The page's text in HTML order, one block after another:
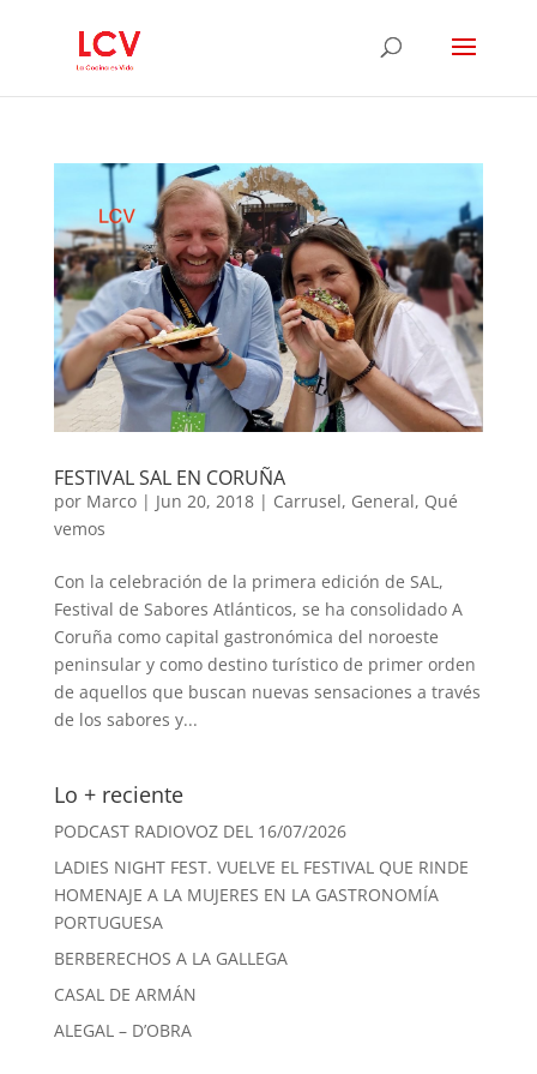
FESTIVAL SAL EN CORUÑA
por Marco| Jun 20, 2018| Carrusel, General, Qué
vemos
Con la celebración de la primera edición de SAL,
Festival de Sabores Atlánticos, se ha consolidado A
Coruña como capital gastronómica del noroeste
peninsular y como destino turístico de primer orden
de aquellos que buscan nuevas sensaciones a través
de los sabores y...
Lo + reciente
PODCAST RADIOVOZ DEL 16/07/2026
LADIES NIGHT FEST. VUELVE EL FESTIVAL QUE RINDE
HOMENAJE A LA MUJERES EN LA GASTRONOMÍA
PORTUGUESA
BERBERECHOS A LA GALLEGA
CASAL DE ARMÁN
ALEGAL – D’OBRA